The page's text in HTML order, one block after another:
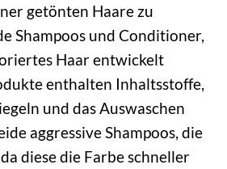
getönten Haare zu
Shampoos und Conditioner,
Haar entwickelt
enthalten Inhaltsstoffe,
und das Auswaschen
aggressive Shampoos, die
diese die Farbe schneller